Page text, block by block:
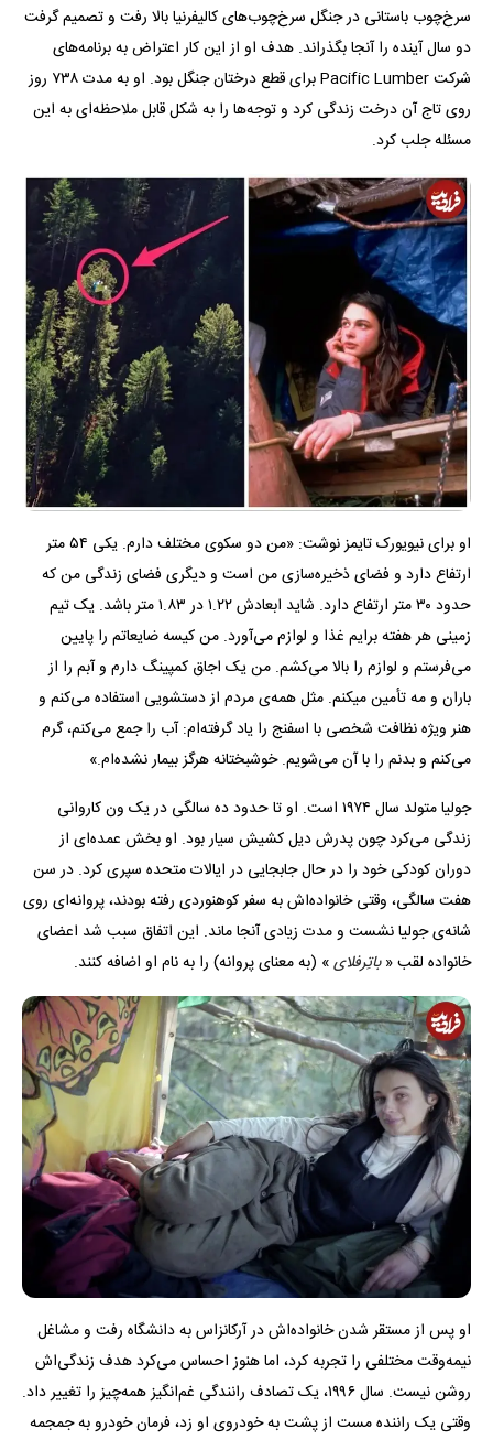
سرخ‌چوب باستانی در جنگل سرخ‌چوب‌های کالیفرنیا بالا رفت و تصمیم گرفت
دو سال آینده را آنجا بگذراند. هدف او از این کار اعتراض به برنامه‌های
شرکت Pacific Lumber برای قطع درختان جنگل بود. او به مدت ۷۳۸ روز
روی تاج آن درخت زندگی کرد و توجه‌ها را به شکل قابل ملاحظه‌ای به این
مسئله جلب کرد.
او برای نیویورک تایمز نوشت: «من دو سکوی مختلف دارم. یکی ۵۴ متر
ارتفاع دارد و فضای ذخیره‌سازی من است و دیگری فضای زندگی من که
حدود ۳۰ متر ارتفاع دارد. شاید ابعادش ۱.۲۲ در ۱.۸۳ متر باشد. یک تیم
زمینی هر هفته برایم غذا و لوازم می‌آورد. من کیسه ضایعاتم را پایین
می‌فرستم و لوازم را بالا می‌کشم. من یک اجاق کمپینگ دارم و آبم را از
باران و مه تأمین میکنم. مثل همه‌ی مردم از دستشویی استفاده می‌کنم و
هنر ویژه نظافت شخصی با اسفنج را یاد گرفته‌ام: آب را جمع می‌کنم، گرم
می‌کنم و بدنم را با آن می‌شویم. خوشبختانه هرگز بیمار نشده‌ام.»
جولیا متولد سال ۱۹۷۴ است. او تا حدود ده سالگی در یک ون کاروانی
زندگی می‌کرد چون پدرش دیل کشیش سیار بود. او بخش عمده‌ای از
دوران کودکی خود را در حال جابجایی در ایالات متحده سپری کرد. در سن
هفت سالگی، وقتی خانواده‌اش به سفر کوهنوردی رفته بودند، پروانه‌ای روی
شانه‌ی جولیا نشست و مدت زیادی آنجا ماند. این اتفاق سبب شد اعضای
خانواده لقب «باتِرفلای» (به معنای پروانه) را به نام او اضافه کنند.
او پس از مستقر شدن خانواده‌اش در آرکانزاس به دانشگاه رفت و مشاغل
نیمه‌وقت مختلفی را تجربه کرد، اما هنوز احساس می‌کرد هدف زندگی‌اش
روشن نیست. سال ۱۹۹۶، یک تصادف رانندگی غم‌انگیز همه‌چیز را تغییر داد.
وقتی یک راننده مست از پشت به خودروی او زد، فرمان خودرو به جمجمه